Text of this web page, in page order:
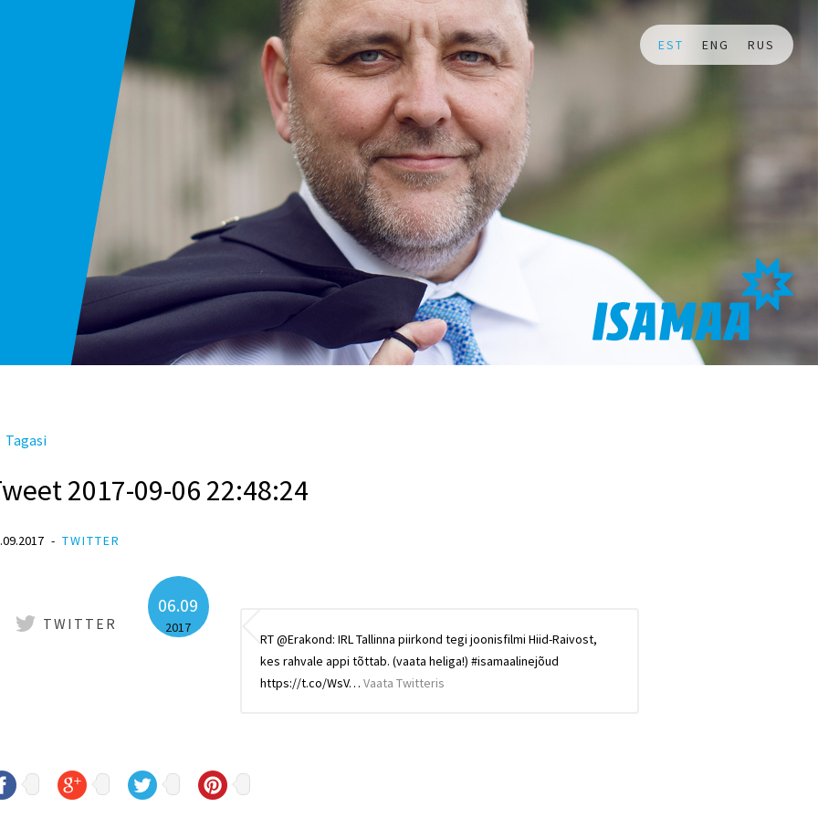
EST ENG RUS
Tagasi
2017-09-06 22:48:24
TWITTER
TWITTER
06.09
2017
RT @Erakond: IRL Tallinna piirkond tegi joonisfilmi Hiid-Raivost,
kes rahvale appi tõttab. (vaata heliga!) #isamaalinejõud
https://t.co/WsV… Vaata Twitteris